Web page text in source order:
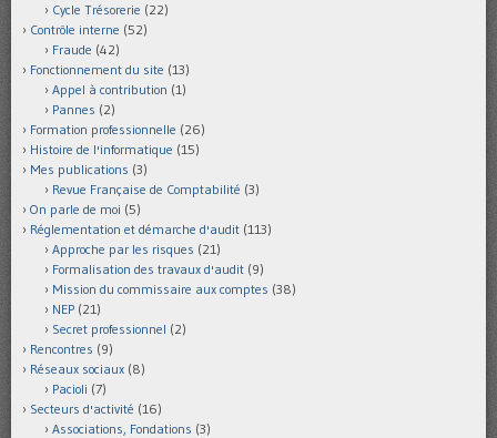
Cycle Trésorerie (22)
Contrôle interne (52)
Fraude (42)
Fonctionnement du site (13)
Appel à contribution (1)
Pannes (2)
Formation professionnelle (26)
Histoire de l'informatique (15)
Mes publications (3)
Revue Française de Comptabilité (3)
On parle de moi (5)
Réglementation et démarche d'audit (113)
Approche par les risques (21)
Formalisation des travaux d'audit (9)
Mission du commissaire aux comptes (38)
NEP (21)
Secret professionnel (2)
Rencontres (9)
Réseaux sociaux (8)
Pacioli (7)
Secteurs d'activité (16)
Associations, Fondations (3)